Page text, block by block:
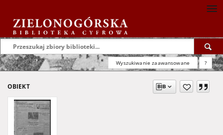
Wyszukiwanie zaawansowane ?
OBIEKT